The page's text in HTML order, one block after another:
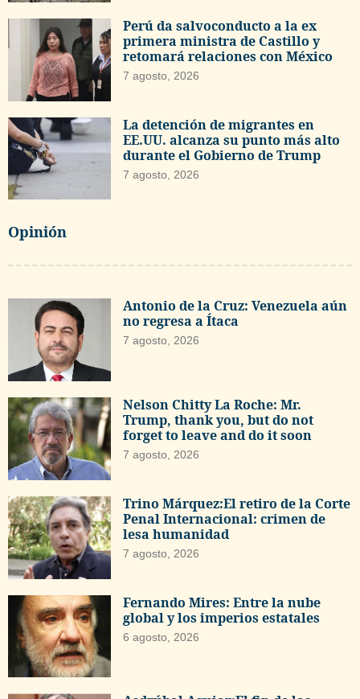
Perú da salvoconducto a la ex
primera ministra de Castillo y
retomará relaciones con México
7 agosto, 2026
La detención de migrantes en
EE.UU. alcanza su punto más alto
durante el Gobierno de Trump
7 agosto, 2026
Opinión
Antonio de la Cruz: Venezuela aún
no regresa a Ítaca
7 agosto, 2026
Nelson Chitty La Roche: Mr.
Trump, thank you, but do not
forget to leave and do it soon
7 agosto, 2026
Trino Márquez:El retiro de la Corte
Penal Internacional: crimen de
lesa humanidad
7 agosto, 2026
Fernando Mires: Entre la nube
global y los imperios estatales
6 agosto, 2026